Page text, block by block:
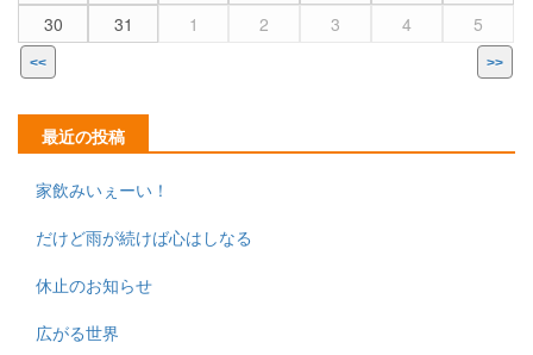
30
31 1 2 3 4 5
<< >>
最近の投稿
家飲みいぇーい！
だけど雨が続けば心はしなる
休止のお知らせ
広がる世界